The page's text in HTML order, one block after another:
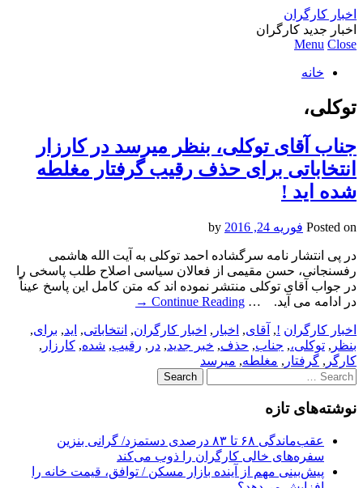
اخبار کارگران
اخبار جدید کارگران
Menu Close
خانه
توکلی،
جناب آقای توکلی، بنظر میرسد در کارزار
انتخاباتی برای حذف رقیب گرفتار مغلطه
شده اید !
Posted on فوریه 24, 2016
در پی انتشار نامه سرگشاده احمد توکلی به آیت الله هاشمی
رفسنجانی، حسن مقیمی از فعالان سیاسی اصلاح طلب پاسخی را
در جواب آقای توکلی منتشر نموده اند که متن کامل این پاسخ عیناً
در ادامه می آید. … Continue Reading
→
اخبار کارگران !
, آقای, اخبار , اخبار کارگران, انتخاباتی, اید, برای,
بنظر , توکلی،, جناب, حذف, خبر جدید, در , رقیب, شده, کارزار ,
کارگر , گرفتار , مغلطه, میرسد
Search
for:
نوشته‌های تازه
عقب‌ماندگی ۶۸ تا ۸۳ درصدی دستمزد/ گرانی بنزین
سفره‌های خالی کارگران را ذوب می‌کند
پیش‌بینی مهم از آینده بازار مسکن / توافق، قیمت خانه را